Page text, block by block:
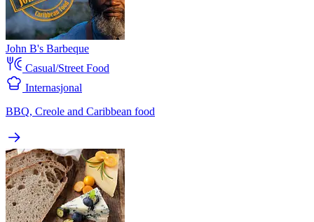
John B's Barbeque
Casual/Street Food
Internasjonal
BBQ, Creole and Caribbean food